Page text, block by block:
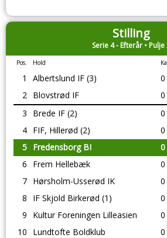
Stilling
Serie 4 - Efterår • Pulje
Pos. Hold
1 Albertslund IF (3) 0
2 Blovstrød IF 0
3
Brede IF (2) 0
4 FIF, Hillerød (2) 0
5 Fredensborg BI 0
6
Frem Hellebæk 0
7 Hørsholm-Usserød IK 0
8
IF Skjold Birkerød (1) 0
9
Kultur Foreningen Lilleasien 0
10
Lundtofte Boldklub 0